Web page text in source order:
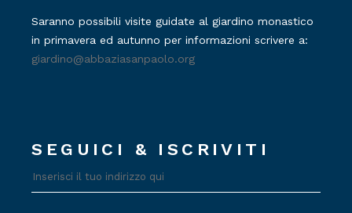
Saranno possibili visite guidate al giardino monastico
in primavera ed autunno per informazioni scrivere a:
giardino@abbaziasanpaolo.org
SEGUICI & ISCRIVITI